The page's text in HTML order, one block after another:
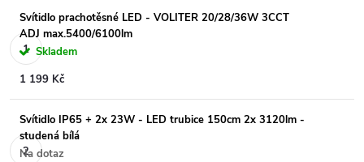
Svítidlo prachotěsné LED - VOLITER 20/28/36W 3CCT
ADJ max.5400/6100lm
Skladem
1 199 Kč
Svítidlo IP65 + 2x 23W - LED trubice 150cm 2x 3120lm -
studená bílá
Na dotaz